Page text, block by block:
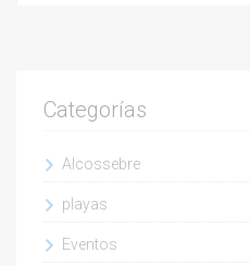
Categorías
Alcossebre
playas
Eventos